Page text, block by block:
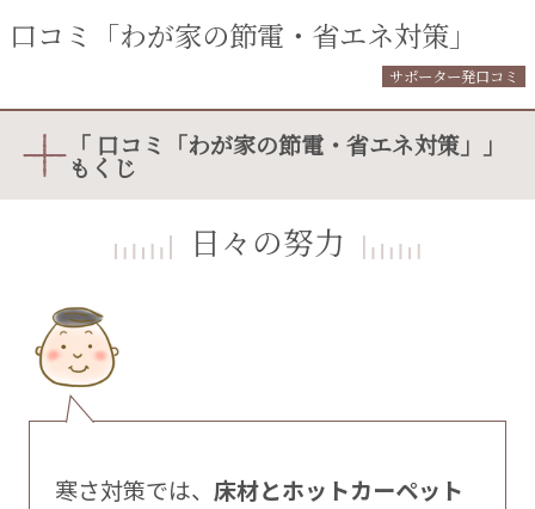
口コミ「わが家の節電・省エネ対策」
サポーター発口コミ
「 口コミ「わが家の節電・省エネ対策」」
もくじ
日々の努力
寒さ対策では、 床材とホットカーペット